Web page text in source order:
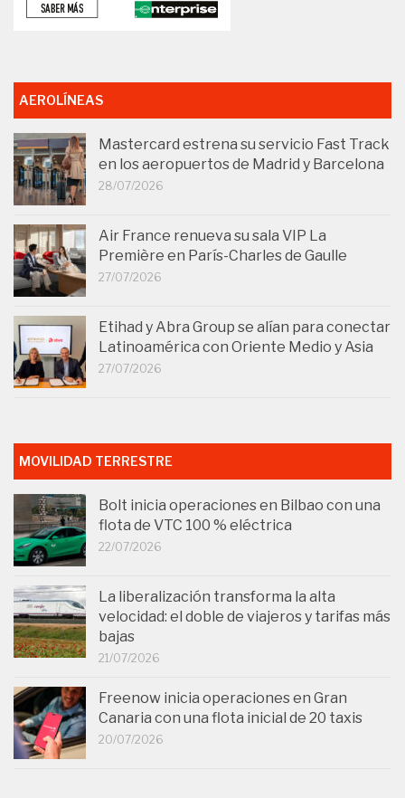
AEROLÍNEAS
Mastercard estrena su servicio Fast Track
en los aeropuertos de Madrid y Barcelona
28/07/2026
Air France renueva su sala VIP La
Première en París-Charles de Gaulle
27/07/2026
Etihad y Abra Group se alían para conectar
Latinoamérica con Oriente Medio y Asia
27/07/2026
MOVILIDAD TERRESTRE
Bolt inicia operaciones en Bilbao con una
flota de VTC 100 % eléctrica
22/07/2026
La liberalización transforma la alta
velocidad: el doble de viajeros y tarifas más
bajas
21/07/2026
Freenow inicia operaciones en Gran
Canaria con una flota inicial de 20 taxis
20/07/2026